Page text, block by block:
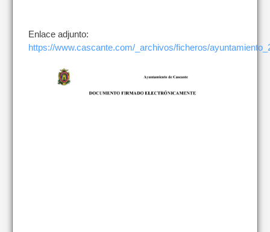
Enlace adjunto:
https://www.cascante.com/_archivos/ficheros/